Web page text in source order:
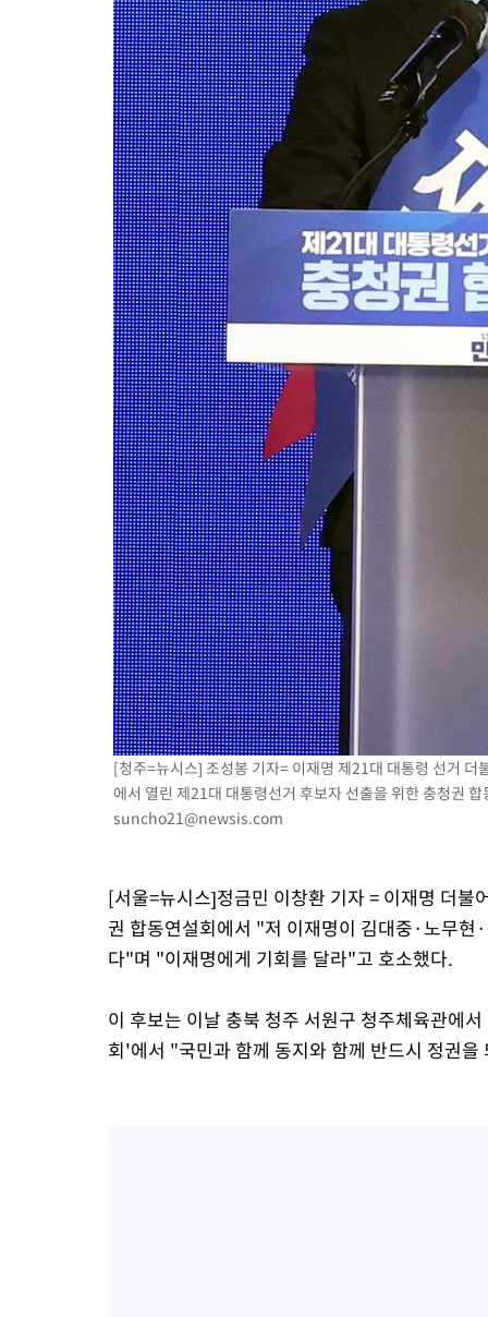
[속보]與 당대표 경선, 강원 권리당원 투표 김민석 승리
"일본축구협회, 대한축구협회 성 접대 의혹 심판 조사"
[속보]장은수, KLPGA 제주삼다수 역전 우승…데뷔 10년 차에
"얼마나 더웠으면"…안동 물길공원서 헤엄친 구렁이 '소동'
손흥민, 68분 뛰고 2경기 침묵…LAFC, 톨루카에 1-0 승리(종합)
'2경기 연속 침묵' 손흥민, 톨루카전 68분만 뛰고 슈팅 0개
[청주=뉴시스] 조성봉 기자= 이재명 제21대 대통령 선거
에서 열린 제21대 대통령선거 후보자 선출을 위한 충청권
suncho21@newsis.com
[서울=뉴시스]정금민 이창환 기자 = 이재명 더불
권 합동연설회에서 "저 이재명이 김대중·노무현
다"며 "이재명에게 기회를 달라"고 호소했다.
이 후보는 이날 충북 청주 서원구 청주체육관에
회'에서 "국민과 함께 동지와 함께 반드시 정권